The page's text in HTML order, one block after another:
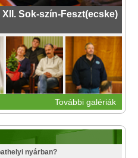
Sok-szín-Feszt(ecske)
További galériák
nyárban?